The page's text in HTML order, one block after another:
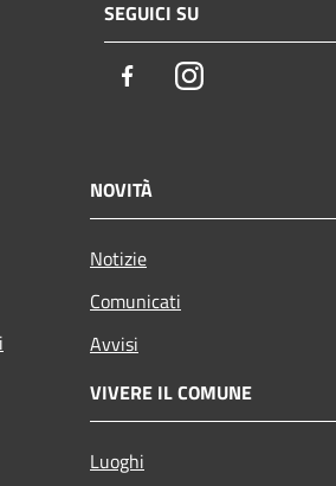
SEGUICI SU
FacebookInstagram
NOVITÀ
Notizie
Comunicati
Avvisi
VIVERE IL COMUNE
Luoghi